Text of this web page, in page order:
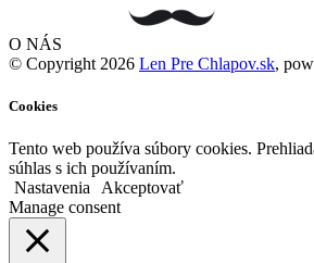
O NÁS
© Copyright 2026 Len Pre Chlapov.sk,
Cookies
Tento web používa súbory cookies.
súhlas s ich používaním.
Nastavenia
Akceptovať
Manage consent